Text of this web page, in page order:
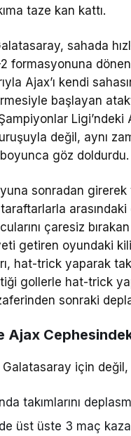
taze kan kattı.
sahada
formasyonuna dönen
Ajax’ı kendi
başlayan
Şampiyonlar
değil, aynı
göz doldurdu.
sonradan
çaresiz
getiren oyundaki
hat-trick yaparak
gollerle hat-trick
sonraki
Ajax
için
takımlarını
üst üste 3 maç